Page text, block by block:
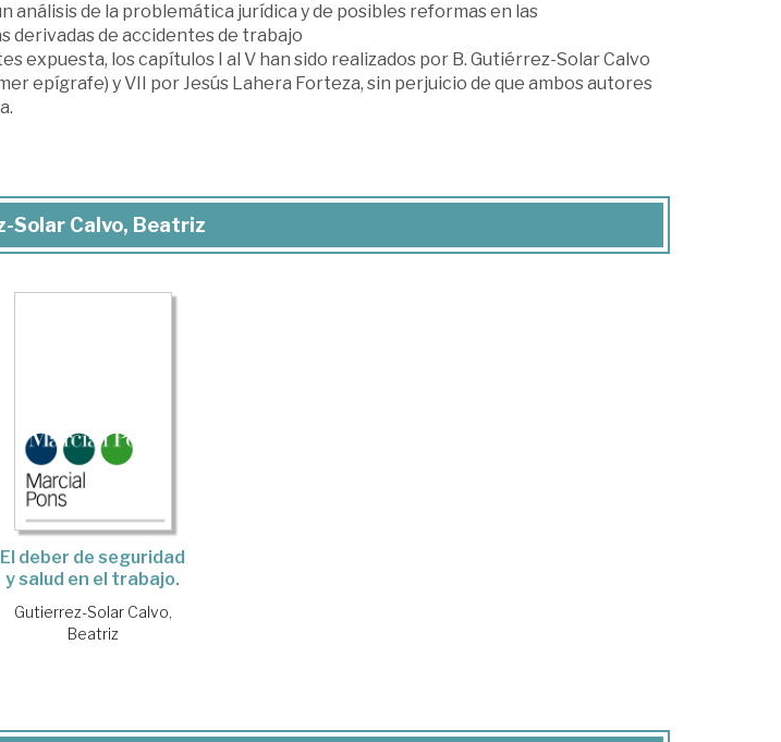
análisis de la problemática jurídica y de posibles reformas en las
derivadas de accidentes de trabajo
expuesta, los capítulos I al V han sido realizados por B. Gutiérrez-Solar Calvo
epígrafe) y VII por Jesús Lahera Forteza, sin perjuicio de que ambos autores
Solar Calvo, Beatriz
El deber de seguridad
y salud en el trabajo.
Gutierrez-Solar Calvo,
Beatriz